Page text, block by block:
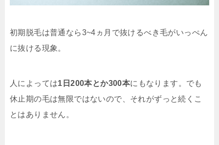
初期脱毛は普通なら3~4ヵ月で抜けるべき毛がいっぺん
に抜ける現象。
人によっては1日200本とか300本にもなります。でも
休止期の毛は無限ではないので、それがずっと続くこ
とはありません。